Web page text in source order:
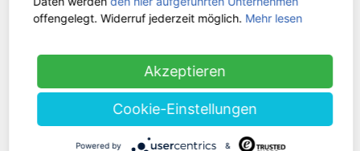
Kontakt
Zahlungsarten
Folge uns bei
offengelegt. Widerruf jederzeit möglich. Mehr lesen
Akzeptieren
Cookie-Einstellungen
Powered by &